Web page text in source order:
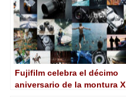
Fujifilm celebra el décimo
aniversario de la montura X